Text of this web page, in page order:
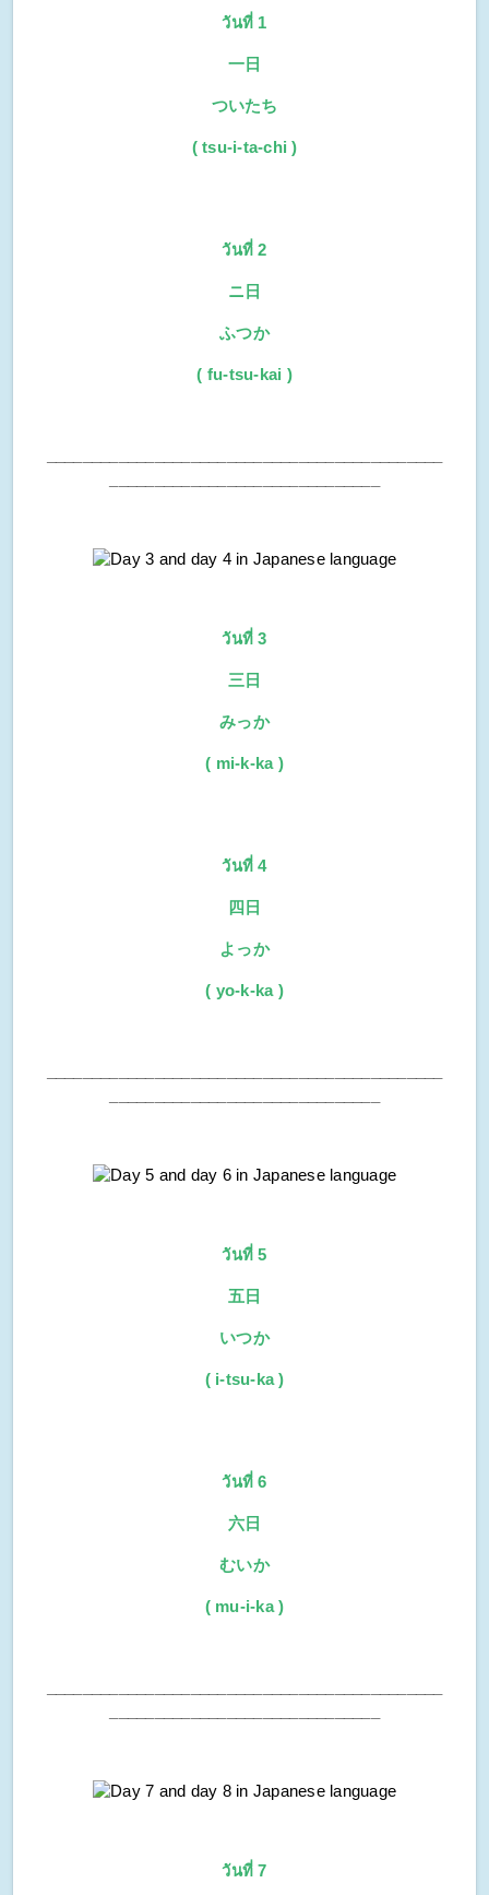
วันที่ 1
一日
ついたち
( tsu-i-ta-chi )
วันที่ 2
ニ日
ふつか
( fu-tsu-kai )
วันที่ 3
三日
みっか
( mi-k-ka )
วันที่ 4
四日
よっか
( yo-k-ka )
วันที่ 5
五日
いつか
( i-tsu-ka )
วันที่ 6
六日
むいか
( mu-i-ka )
วันที่ 7